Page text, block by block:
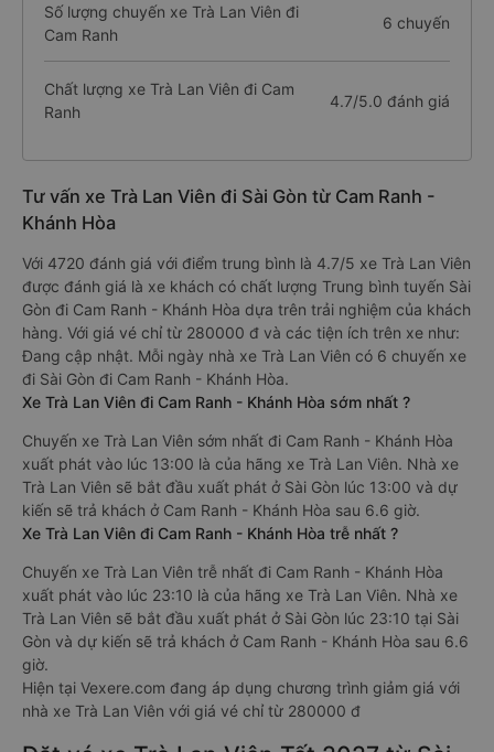
Số lượng chuyến xe Trà Lan Viên đi
Cam Ranh
6 chuyến
Chất lượng xe Trà Lan Viên đi Cam
Ranh
4.7/5.0 đánh giá
Tư vấn xe Trà Lan Viên đi Sài Gòn từ Cam Ranh -
Khánh Hòa
Với 4720 đánh giá với điểm trung bình là 4.7/5 xe Trà Lan Viên
được đánh giá là xe khách có chất lượng Trung bình tuyến Sài
Gòn đi Cam Ranh - Khánh Hòa dựa trên trải nghiệm của khách
hàng. Với giá vé chỉ từ 280000 đ và các tiện ích trên xe như:
Đang cập nhật. Mỗi ngày nhà xe Trà Lan Viên có 6 chuyến xe
đi Sài Gòn đi Cam Ranh - Khánh Hòa.
Xe Trà Lan Viên đi Cam Ranh - Khánh Hòa sớm nhất ?
Chuyến xe Trà Lan Viên sớm nhất đi Cam Ranh - Khánh Hòa
xuất phát vào lúc 13:00 là của hãng xe Trà Lan Viên. Nhà xe
Trà Lan Viên sẽ bắt đầu xuất phát ở Sài Gòn lúc 13:00 và dự
kiến sẽ trả khách ở Cam Ranh - Khánh Hòa sau 6.6 giờ.
Xe Trà Lan Viên đi Cam Ranh - Khánh Hòa trễ nhất ?
Chuyến xe Trà Lan Viên trễ nhất đi Cam Ranh - Khánh Hòa
xuất phát vào lúc 23:10 là của hãng xe Trà Lan Viên. Nhà xe
Trà Lan Viên sẽ bắt đầu xuất phát ở Sài Gòn lúc 23:10 tại Sài
Gòn và dự kiến sẽ trả khách ở Cam Ranh - Khánh Hòa sau 6.6
giờ.
Hiện tại Vexere.com đang áp dụng chương trình giảm giá với
nhà xe Trà Lan Viên với giá vé chỉ từ 280000 đ